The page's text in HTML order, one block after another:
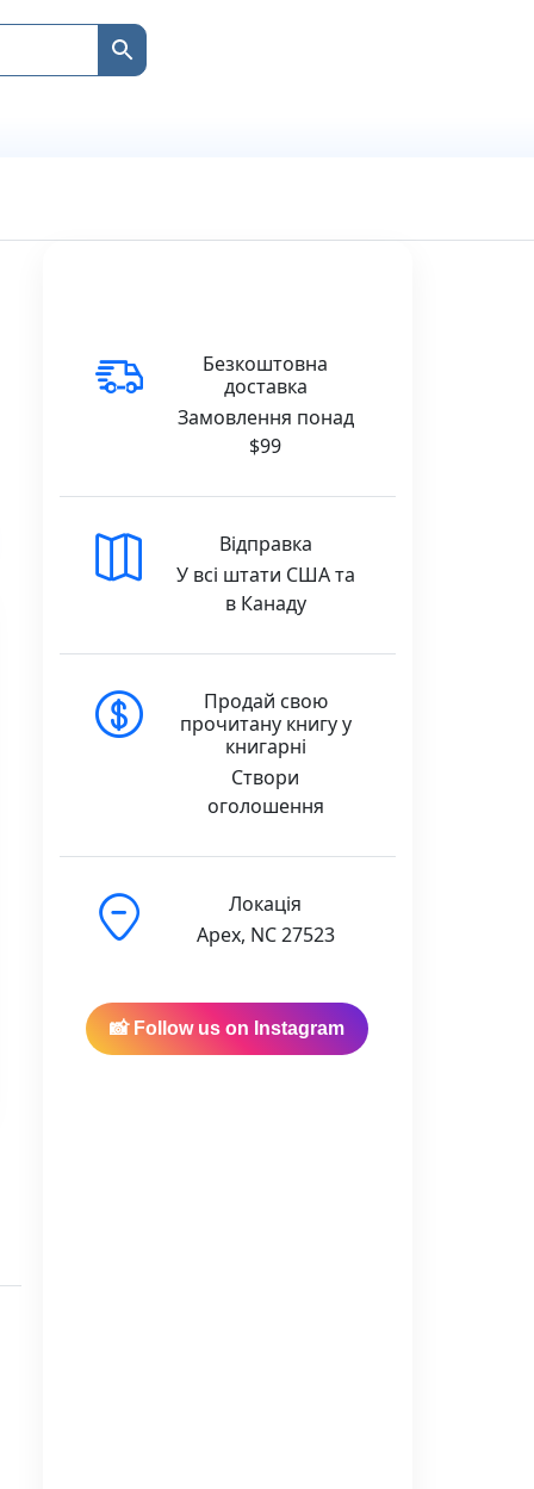
Безкоштовна
доставка
Замовлення понад
$99
Відправка
У всі штати США та
в Канаду
Продай свою
прочитану книгу у
книгарні
Створи
оголошення
Локація
Apex, NC 27523
📸 Follow us on Instagram